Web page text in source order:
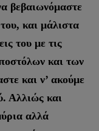
βεβαιωνόμαστε
και μάλιστα
του με τις
και των
και ν’ ακούμε
Αλλιώς και
αλλά